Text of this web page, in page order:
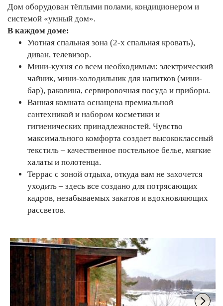
Дом оборудован тёплыми полами, кондиционером и
системой «умный дом».
В каждом доме:
Уютная спальная зона (2-х спальная кровать),
диван, телевизор.
Мини-кухня со всем необходимым: электрический
чайник, мини-холодильник для напитков (мини-
бар), раковина, сервировочная посуда и приборы.
Ванная комната оснащена премиальной
сантехникой и набором косметики и
гигиенических принадлежностей. Чувство
максимального комфорта создает высококлассный
текстиль – качественное постельное белье, мягкие
халаты и полотенца.
Террас с зоной отдыха, откуда вам не захочется
уходить – здесь все создано для потрясающих
кадров, незабываемых закатов и вдохновляющих
рассветов.